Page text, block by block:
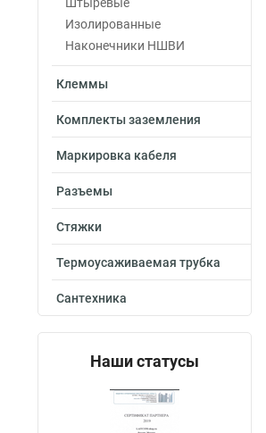
Изолированные
Наконечники НШВИ
Клеммы
Комплекты заземления
Маркировка кабеля
Разъемы
Стяжки
Термоусаживаемая трубка
Сантехника
Наши статусы